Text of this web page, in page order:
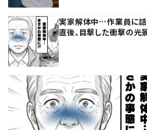
実家解体中…作業員に話
直後、目撃した衝撃の光